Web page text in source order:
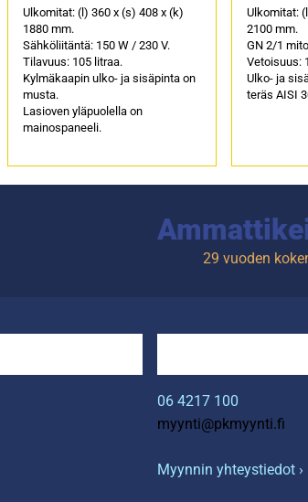
Ulkomitat: (l) 360 x (s) 408 x (k)
1880 mm.
Sähköliitäntä: 150 W / 230 V.
Tilavuus: 105 litraa.
Kylmäkaapin ulko- ja sisäpinta on
musta.
Lasioven yläpuolella on
mainospaneeli.
Ulkomitat:
2100 mm.
GN 2/1
Vetoisuus:
Ulko- ja
teräs AISI
29 vuoden
06 4217 100
myynti@pkmyynti.fi
Myynnin yhteystiedot ›